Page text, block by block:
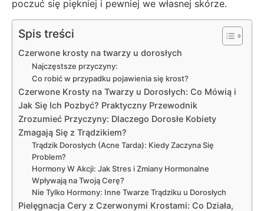
poczuć się piękniej i pewniej we własnej skórze.
Spis treści
Czerwone krosty na twarzy u dorosłych
Najczęstsze przyczyny:
Co robić w przypadku pojawienia się krost?
Czerwone Krosty na Twarzy u Dorosłych: Co Mówią i
Jak Się Ich Pozbyć? Praktyczny Przewodnik
Zrozumieć Przyczyny: Dlaczego Dorosłe Kobiety
Zmagają Się z Trądzikiem?
Trądzik Dorosłych (Acne Tarda): Kiedy Zaczyna Się
Problem?
Hormony W Akcji: Jak Stres i Zmiany Hormonalne
Wpływają na Twoją Cerę?
Nie Tylko Hormony: Inne Twarze Trądziku u Dorosłych
Pielęgnacja Cery z Czerwonymi Krostami: Co Działa,